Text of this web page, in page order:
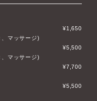
¥1,650
マッサージ)
¥5,500
マッサージ)
¥7,700
¥5,500